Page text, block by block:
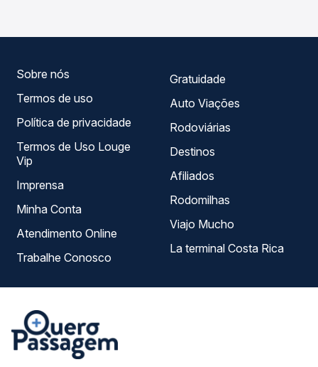
Sobre nós
Termos de uso
Política de privacidade
Termos de Uso Louge
Vip
Imprensa
Minha Conta
Atendimento Online
Trabalhe Conosco
Gratuidade
Auto Viações
Rodoviárias
Destinos
Afiliados
Rodomilhas
Viajo Mucho
La terminal Costa Rica